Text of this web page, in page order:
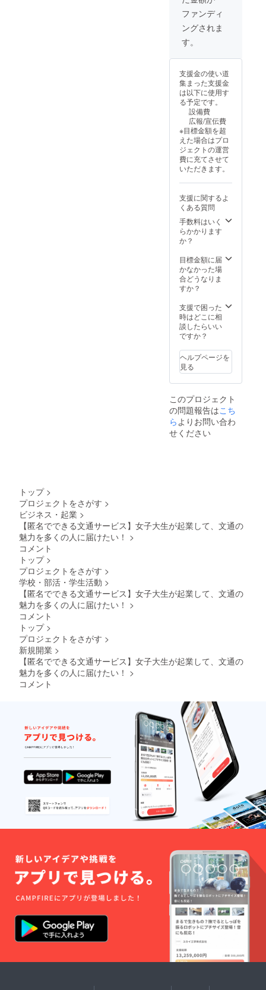
す。
１回の
み使用
可能 ・
2025年
7月31日
ページ
詳細
は
otayori.
p/
また
は 自
己紹介
ページ
の「の
ほほん
おたよ
りshop
ペー
ジ」よ
りご確
さい。
・１人
１回の
み使用
可能 ・
限
2025年
7月31日
お礼の
感謝の
気持ち
を込め
て、お
手紙を
お送り
しま
す。
ファンディ
ングされま
す。
支援金の使い道
集まった支援金
は以下に使用す
る予定です。
設備費
広報/宣伝費
※目標金額を超
えた場合はプロ
ジェクトの運営
費に充てさせて
いただきます。
支援に関するよ
くある質問
手数料はいく
らかかります
か？
目標金額に届
かなかった場
合どうなりま
すか？
支援で困った
時はどこに相
談したらいい
ですか？
ヘルプページを
見る
このプロジェクト
の問題報告はこち
らよりお問い合わ
せください
トップ >
プロジェクトをさがす >
ビジネス・起業 >
【匿名でできる文通サービス】女子大生が起業して、文通の
魅力を多くの人に届けたい！ >
コメント
トップ >
プロジェクトをさがす >
学校・部活・学生活動 >
【匿名でできる文通サービス】女子大生が起業して、文通の
魅力を多くの人に届けたい！ >
コメント
トップ >
プロジェクトをさがす >
新規開業 >
【匿名でできる文通サービス】女子大生が起業して、文通の
魅力を多くの人に届けたい！ >
コメント